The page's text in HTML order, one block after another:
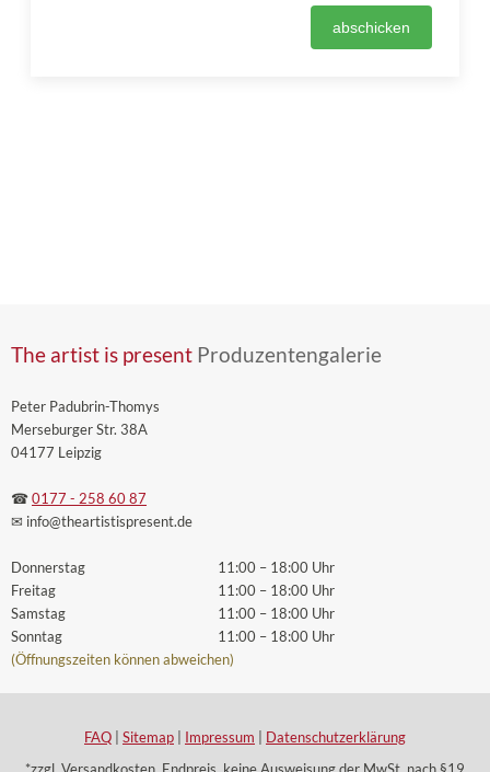
The artist is present Produzentengalerie
Peter Padubrin-Thomys
Merseburger Str. 38A
04177 Leipzig
☎ 0177 - 258 60 87
✉ info@theartistispresent.de
Donnerstag
Freitag
Samstag
Sonntag
11:00 – 18:00 Uhr
11:00 – 18:00 Uhr
11:00 – 18:00 Uhr
11:00 – 18:00 Uhr
(Öffnungszeiten können abweichen)
FAQ Sitemap Impressum
Datenschutzerklärung